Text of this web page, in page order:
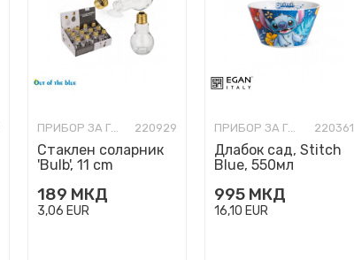
ПРИБОР ЗА ГОТВЕЊЕ, СЕРВИРАЊЕ И ЈАДЕЊЕ 220929
Стаклен соларник
'Bulb', 11 cm
189 МКД
3,06 EUR
ПРИБОР ЗА ГОТВЕЊЕ, СЕРВИРАЊЕ И ЈАДЕЊЕ 220361
Длабок сад, Stitch
Blue, 550мл
995 МКД
16,10 EUR